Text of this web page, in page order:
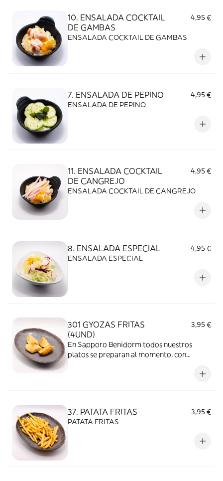
10. ENSALADA COCKTAIL
DE GAMBAS
4,95 €
ENSALADA COCKTAIL DE GAMBAS
7. ENSALADA DE PEPINO
4,95 €
ENSALADA DE PEPINO
11. ENSALADA COCKTAIL
DE CANGREJO
4,95 €
ENSALADA COCKTAIL DE CANGREJO
8. ENSALADA ESPECIAL
4,95 €
ENSALADA ESPECIAL
301 GYOZAS FRITAS
(4UND)
3,95 €
En Sapporo Benidorm todos nuestros
platos se preparan al momento, con
sabor.
37. PATATA FRITAS
3,95 €
PATATA FRITAS